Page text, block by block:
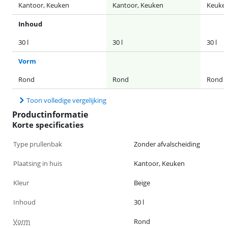
Kantoor, Keuken
Kantoor, Keuken
Inhoud
30 l
30 l 30 l
Vorm
Rond
Rond Rond
Toon volledige vergelijking
Productinformatie
Korte specificaties
Type prullenbak Zonder afvalscheiding
Plaatsing in huis Kantoor, Keuken
Kleur Beige
Inhoud 30 l
Vorm Rond